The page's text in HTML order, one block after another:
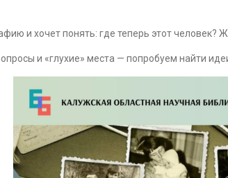
и хочет понять: где теперь этот человек?
и «глухие» места — попробуем найти